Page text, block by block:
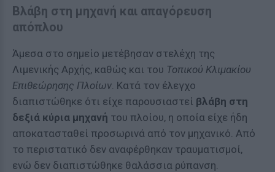
Βλάβη στη μηχανή και απαγόρευση
απόπλου
Άμεσα στο σημείο μετέβησαν στελέχη της
Λιμενικής Αρχής, καθώς και του Τοπικού Κλιμακίου
Επιθεώρησης Πλοίων. Κατά τον έλεγχο
διαπιστώθηκε ότι είχε παρουσιαστεί βλάβη στη
δεξιά κύρια μηχανή του πλοίου, η οποία είχε ήδη
αποκατασταθεί προσωρινά από τον μηχανικό. Από
το περιστατικό δεν αναφέρθηκαν τραυματισμοί,
ενώ δεν διαπιστώθηκε θαλάσσια ρύπανση.